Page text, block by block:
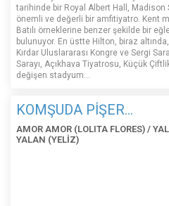
tarihinde bir Royal Albert Hall, Madison
önemli ve değerli bir amfitiyatro. Kent
Batılı örneklerine benzer şekilde bir
bulunuyor. En üstte Hilton, biraz
Kırdar Uluslararası Kongre ve Sergi
Sarayı, Açıkhava Tiyatrosu, Küçük
değişen stadyum…
KOMŞUDA PİŞER...
AMOR AMOR (LOLITA FLORES) /
YALAN (YELİZ)